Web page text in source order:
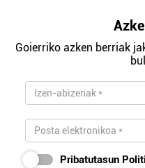
Goierriko azken berriak
Pribatutasun